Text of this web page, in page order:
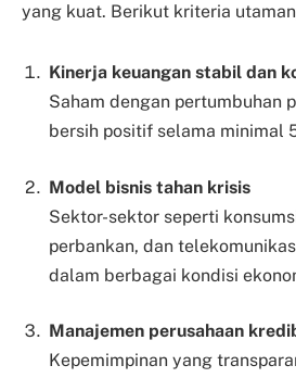
yang kuat. Berikut kriteria
Kinerja keuangan stabil dan
Saham dengan pertumbuhan
bersih positif selama minimal
Model bisnis tahan krisis
Sektor-sektor seperti
perbankan, dan
dalam berbagai kondisi
Manajemen perusahaan
Kepemimpinan yang